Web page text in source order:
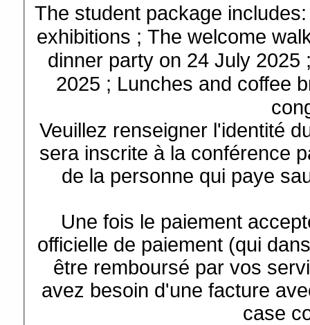
The student package
exhibitions ; The welcome
dinner party on 24 July
2025 ; Lunches and coffee
Veuillez renseigner l'identité
sera inscrite à la conférence
de la personne qui paye
Une fois le paiement
officielle de paiement (qui
être remboursé par vos
avez besoin d'une facture
case